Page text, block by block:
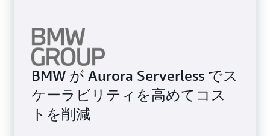
BMW が Aurora Serverless でス
ケーラビリティを高めてコス
トを削減